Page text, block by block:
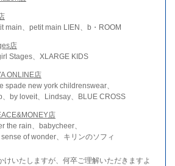
main、petit main LIEN、b・ROOM
店
Stages、XLARGE KIDS
ONLINE店
spade new york childrenswear、
、by loveit、Lindsay、BLUE CROSS
店
the rain、babycheer、
of wonder、キリンのソフィ
けいたしますが、何卒ご理解いただきますよ